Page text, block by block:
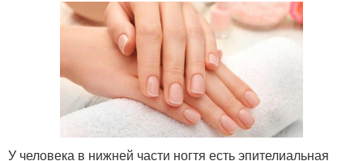
У человека в нижней части ногтя есть эпителиальная